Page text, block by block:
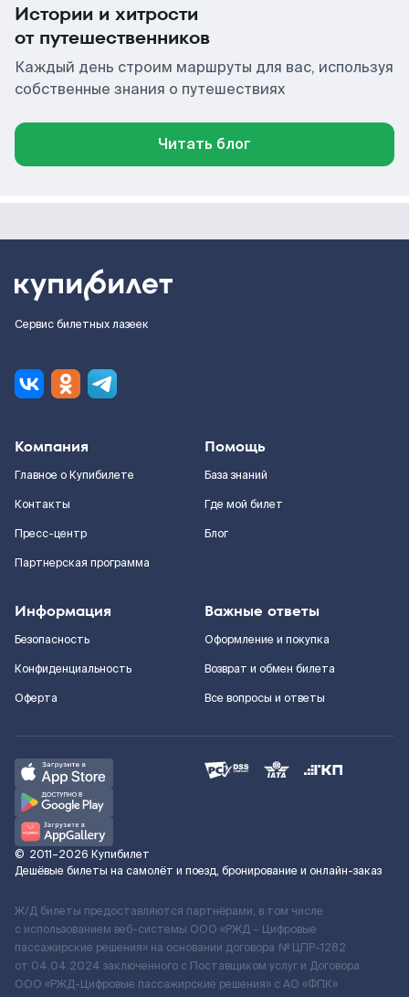
Истории и хитрости
от путешественников
Каждый день строим маршруты для вас, используя
собственные знания о путешествиях
Читать блог
Сервис билетных лазеек
Компания
Главное о Купибилете
Контакты
Пресс-центр
Партнерская программа
Помощь
База знаний
Где мой билет
Блог
Информация
Безопасность
Конфиденциальность
Оферта
Важные ответы
Оформление и покупка
Возврат и обмен билета
Все вопросы и ответы
© 2011–2026 Купибилет
Дешёвые билеты на самолёт и поезд, бронирование и онлайн-заказ
Ж/Д билеты предоставляются партнёрами, в том числе
с использованием веб-системы ООО «РЖД – Цифровые
пассажирские решения» на основании договора № ЦПР-1282
от 04.04.2024 заключенного с Поставщиком услуг и Договора
ООО «РЖД-Цифровые пассажирские решения» c АО «ФПК»